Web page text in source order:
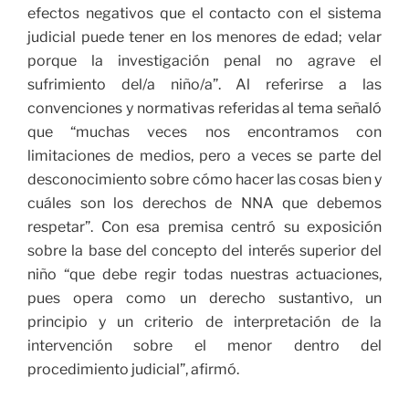
efectos negativos que el contacto con el sistema
judicial puede tener en los menores de edad; velar
porque la investigación penal no agrave el
sufrimiento del/a niño/a”. Al referirse a las
convenciones y normativas referidas al tema señaló
que “muchas veces nos encontramos con
limitaciones de medios, pero a veces se parte del
desconocimiento sobre cómo hacer las cosas bien y
cuáles son los derechos de NNA que debemos
respetar”. Con esa premisa centró su exposición
sobre la base del concepto del interés superior del
niño “que debe regir todas nuestras actuaciones,
pues opera como un derecho sustantivo, un
principio y un criterio de interpretación de la
intervención sobre el menor dentro del
procedimiento judicial”, afirmó.